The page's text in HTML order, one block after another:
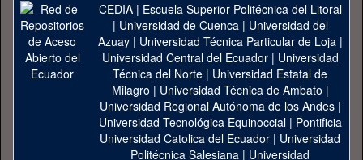
CEDIA| Escuela Superior Politécnica del Litoral
| Universidad de Cuenca| Universidad del
Azuay| Universidad Técnica Particular de Loja|
Universidad Central del Ecuador| Universidad
Técnica del Norte | Universidad Estatal de
Milagro | Universidad Técnica de Ambato |
Universidad Regional Autónoma de los Andes|
Universidad Tecnológica Equinoccial| Pontificia
Universidad Catolica del Ecuador | Universidad
Politécnica Salesiana | Universidad